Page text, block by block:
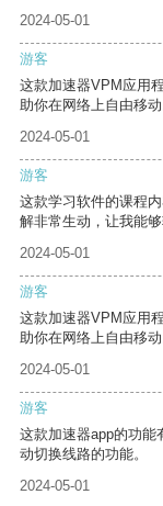
2024-05-01
游客
这款加速器VPM应用
助你在网络上自由移动
2024-05-01
游客
这款学习软件的课程
解非常生动，让我能够
2024-05-01
游客
这款加速器VPM应用
助你在网络上自由移动
2024-05-01
游客
这款加速器app的功能
动切换线路的功能。
2024-05-01